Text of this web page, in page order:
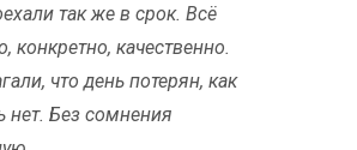
так же в срок. Всё
конкретно, качественно.
что день потерян, как
нет. Без сомнения